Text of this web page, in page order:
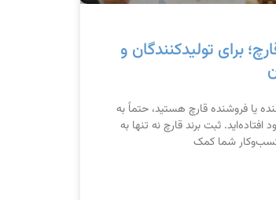
برای تولیدکنندگان و
یا فروشنده قارچ هستید، حتماً به
افتاده‌اید. ثبت برند قارچ نه تنها به
شما کمک